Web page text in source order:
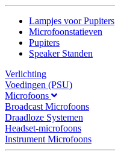
Lampjes voor Pupiters
Microfoonstatieven
Pupiters
Speaker Standen
Verlichting
Voedingen (PSU)
Microfoons
Broadcast Microfoons
Draadloze Systemen
Headset-microfoons
Instrument Microfoons